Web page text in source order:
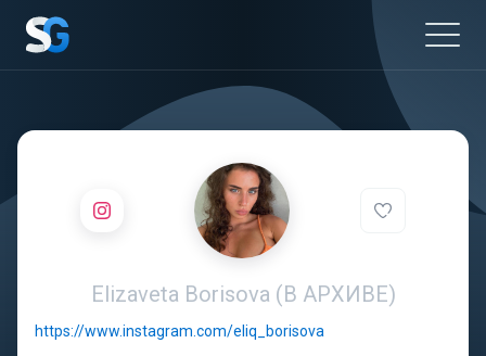
Elizaveta Borisova (В АРХИВЕ)
https://www.instagram.com/eliq_borisova